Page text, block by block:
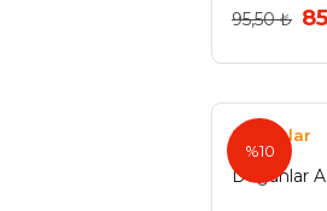
95,50 ₺
%10
Doğanlar
Doğanlar